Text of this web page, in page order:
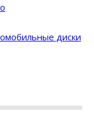
диски